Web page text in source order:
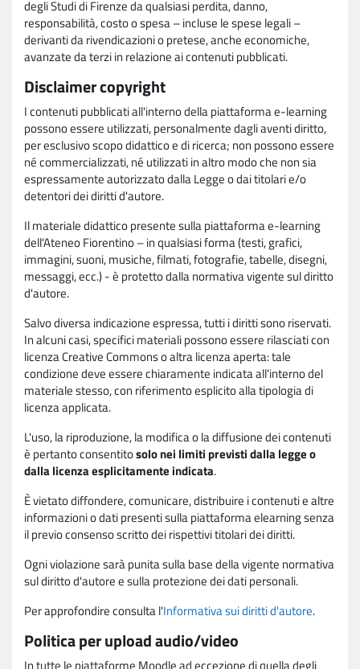
degli Studi di Firenze da qualsiasi perdita, danno,
responsabilità, costo o spesa – incluse le spese legali –
derivanti da rivendicazioni o pretese, anche economiche,
avanzate da terzi in relazione ai contenuti pubblicati.
Disclaimer copyright
I contenuti pubblicati all'interno della piattaforma e-learning
possono essere utilizzati, personalmente dagli aventi diritto,
per esclusivo scopo didattico e di ricerca; non possono essere
né commercializzati, né utilizzati in altro modo che non sia
espressamente autorizzato dalla Legge o dai titolari e/o
detentori dei diritti d'autore.
Il materiale didattico presente sulla piattaforma e-learning
dell'Ateneo Fiorentino – in qualsiasi forma (testi, grafici,
immagini, suoni, musiche, filmati, fotografie, tabelle, disegni,
messaggi, ecc.) - è protetto dalla normativa vigente sul diritto
d'autore.
Salvo diversa indicazione espressa, tutti i diritti sono riservati.
In alcuni casi, specifici materiali possono essere rilasciati con
licenza Creative Commons o altra licenza aperta: tale
condizione deve essere chiaramente indicata all'interno del
materiale stesso, con riferimento esplicito alla tipologia di
licenza applicata.
L'uso, la riproduzione, la modifica o la diffusione dei contenuti
è pertanto consentitosolo nei limiti previsti dalla legge o
dalla licenza esplicitamente indicata.
È vietato diffondere, comunicare, distribuire i contenuti e altre
informazioni o dati presenti sulla piattaforma elearning senza
il previo consenso scritto dei rispettivi titolari dei diritti.
Ogni violazione sarà punita sulla base della vigente normativa
sul diritto d'autore e sulla protezione dei dati personali.
Per approfondire consulta l'Informativa sui diritti d'autore.
Politica per upload audio/video
In tutte le piattaforme Moodle ad eccezione di quella degli